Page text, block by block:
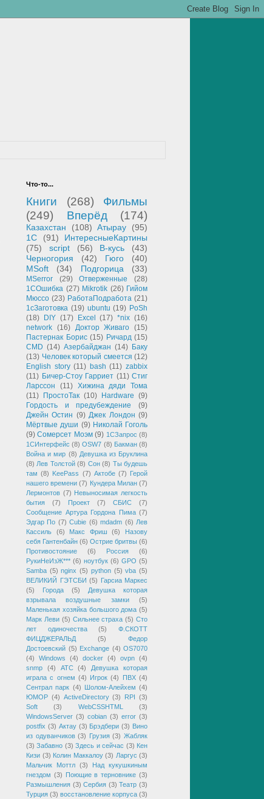
Что-то...
Книги (268)
Фильмы
(249)
Вперёд (174)
Казахстан (108) Атырау
(95)
1С
(91)
ИнтересныеКартины
(75)
script (56) В-кусь
(43)
Черногория
(42) Гюго
(40)
MSoft
(34) Подгорица (33)
MSerror (29) Отверженные
(28)
1СОшибка (27) Mikrotik (26) Гийом
Мюссо (23) РаботаПодработа (21)
1сЗаготовка (19) ubuntu (19) PoSh
(18)
DIY (17) Excel (17) *nix (16)
network (16) Доктор Живаго (15)
Пастернак Борис (15) Ричард (15)
CMD (14) Азербайджан (14) Баку
(13) Человек который смеется (12)
English story (11) bash (11) zabbix
(11) Бичер-Стоу Гарриет (11) Стиг
Ларссон
(11) Хижина дяди Тома
(11)
ПростоТак (10) Hardware (9)
Гордость и предубеждение
(9)
Джейн Остин (9) Джек Лондон (9)
Мёртвые души (9) Николай Гоголь
(9) Сомерсет Моэм (9) 1СЗапрос (8)
1СИнтерфейс (8) OSW7 (8) Бакман (8)
Война и мир (8) Девушка из Бруклина
(8) Лев Толстой (8) Сон (8) Ты будешь
там (8) KeePass (7) Актобе (7)
Герой
нашего времени (7) Кундера Милан (7)
Лермонтов (7) Невыносимая легкость
бытия
(7) Проект (7) СБИС
(7)
Сообщение Артура Гордона Пима (7)
Эдгар По (7) Cubie (6) mdadm (6) Лев
Кассиль
(6) Макс Фриш (6)
Назову
себя Гантенбайн (6) Острие бритвы (6)
Противостояние
(6) Россия
(6)
РукиНеИзЖ*** (6) ноутбук (6) GPO (5)
Samba (5) nginx (5) python (5) vba (5)
ВЕЛИКИЙ ГЭТСБИ (5)
Гарсиа Маркес
(5)
Города (5)
Девушка которая
взрывала воздушные замки
(5)
Маленькая хозяйка большого дома (5)
Марк Леви (5) Сильнее страха (5) Сто
лет одиночества
(5)
Ф.СКОТТ
ФИЦДЖЕРАЛЬД
(5)
Федор
Достоевский (5) Exchange (4) OS7070
(4)
Windows (4) docker (4) ovpn (4)
snmp
(4) АТС (4)
Девушка которая
играла с огнем (4) Игрок (4) ПВХ (4)
Сентрал парк (4) Шолом-Алейхем (4)
ЮМОР (4) ActiveDirectory (3) RPI
(3)
Soft
(3) WebCSSHTML
(3)
WindowsServer (3) cobian (3) error (3)
postfix (3) Актау (3) Брэдбери (3) Вино
из одуванчиков (3) Грузия (3) Жабляк
(3) Забавно (3) Здесь и сейчас (3) Кен
Кизи (3) Колин Маккалоу (3) Ларгус (3)
Мальчик Моттл (3)
Над кукушкиным
гнездом (3) Поющие в терновнике (3)
Размышления (3) Сербия (3) Театр (3)
Турция (3) восстановление корпуса (3)